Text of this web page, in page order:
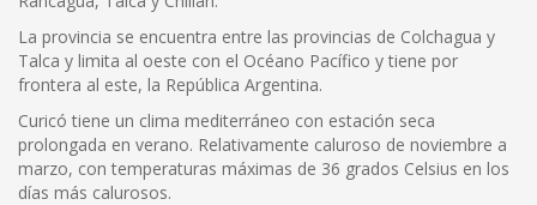
La provincia se encuentra entre las provincias de Colchagua y
Talca y limita al oeste con el Océano Pacífico y tiene por
frontera al este, la República Argentina.
Curicó tiene un clima mediterráneo con estación seca
prolongada en verano. Relativamente caluroso de noviembre a
marzo, con temperaturas máximas de 36 grados Celsius en los
días más calurosos.